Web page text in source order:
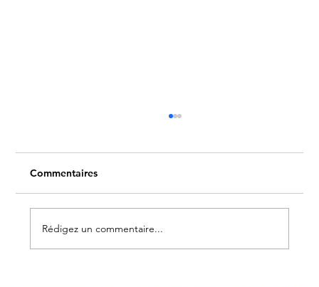
Commentaires
Rédigez un commentaire...